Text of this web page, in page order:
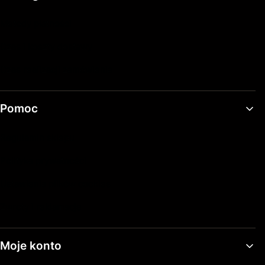
Pomoc
Moje konto